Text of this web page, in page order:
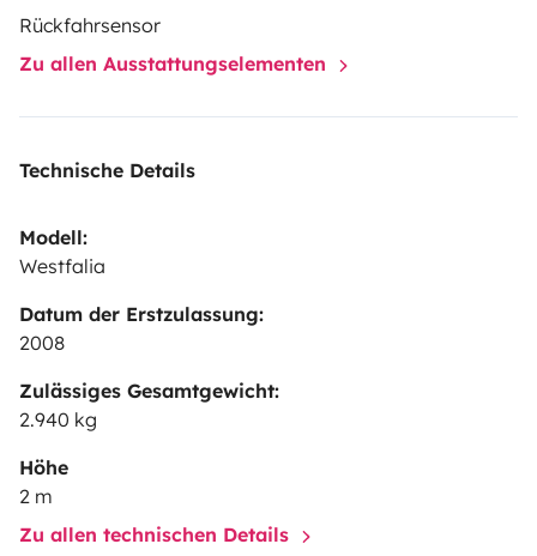
Rückfahrsensor
Zu allen Ausstattungselementen
Technische Details
Modell:
Westfalia
Datum der Erstzulassung:
2008
Zulässiges Gesamtgewicht:
2.940 kg
Höhe
2 m
Zu allen technischen Details